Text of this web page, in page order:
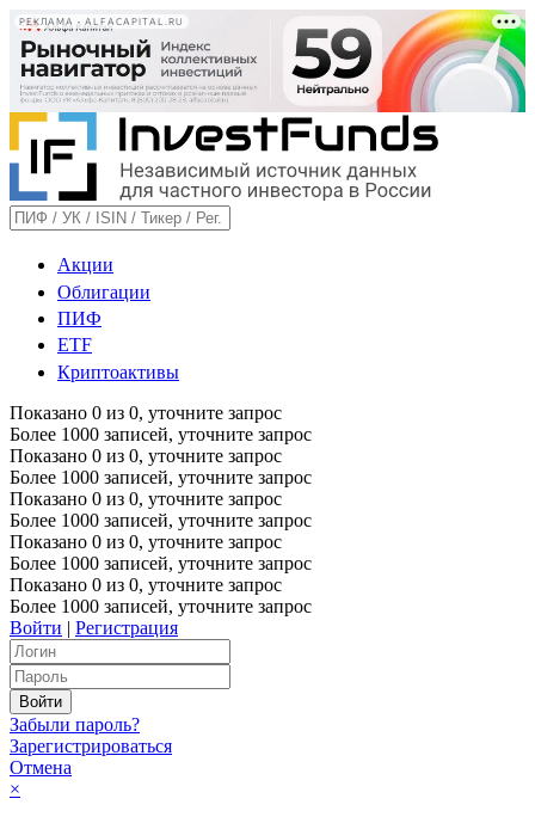
РЕКЛАМА • ALFACAPITAL.RU
Акции
Облигации
ПИФ
ETF
Криптоактивы
Показано 0 из 0, уточните запрос
Более 1000 записей, уточните запрос
Показано 0 из 0, уточните запрос
Более 1000 записей, уточните запрос
Показано 0 из 0, уточните запрос
Более 1000 записей, уточните запрос
Показано 0 из 0, уточните запрос
Более 1000 записей, уточните запрос
Показано 0 из 0, уточните запрос
Более 1000 записей, уточните запрос
Войти | Регистрация
Забыли пароль?
Зарегистрироваться
Отмена
×